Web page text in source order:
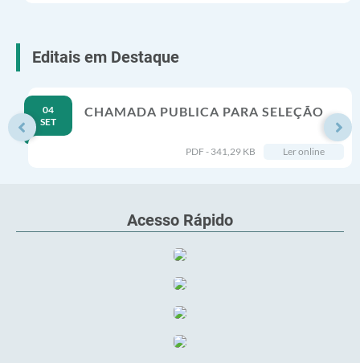
Editais em Destaque
04
SET
CHAMADA PUBLICA PARA SELEÇÃO
ATENDA AO INTERESSE PÚBLICO
PDF - 341,29 KB Ler online
Acesso Rápido